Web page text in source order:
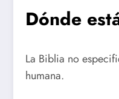
Dónde
La Biblia no
humana.